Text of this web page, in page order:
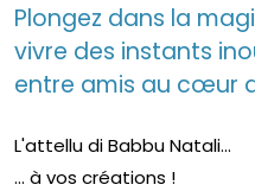
Plongez dans la
vivre des instants
entre amis au cœur
L'attellu di Babbu Natali...
... à vos créations !